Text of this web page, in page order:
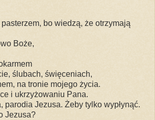
bo wiedzą, że otrzymają
Boże,
ślubach, święceniach,
na tronie mojego życia.
i ukrzyżowaniu Pana.
parodia Jezusa. Żeby tylko wypłynąć.
Jezusa?